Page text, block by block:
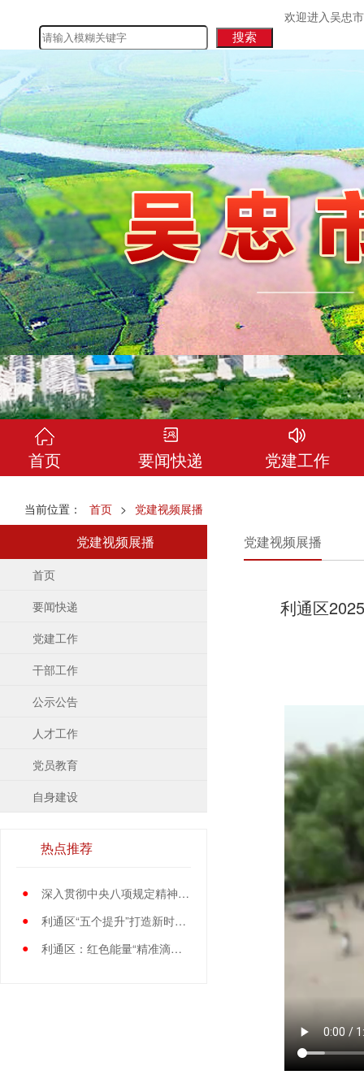
欢迎进入吴忠
首页 要闻快递 党建工作
当前位置： 首页 > 党建视频展播
党建视频展播
首页
要闻快递
党建工作
干部工作
公示公告
人才工作
党员教育
自身建设
热点推荐
●
深入贯彻中央八项规定精神学习教育中央指导组暨中央层面工作专班总结会议召开
●
利通区“五个提升”打造新时代党员先锋队伍
●
利通区：红色能量“精准滴灌”基层党员
党建视频展播
利通区